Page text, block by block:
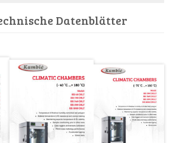
Datenblätter